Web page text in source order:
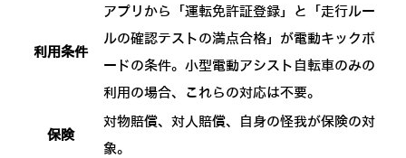
利用条件
アプリから「運転免許証登録」と「走行ルー
ルの確認テストの満点合格」が電動キックボ
ードの条件。小型電動アシスト自転車のみの
利用の場合、これらの対応は不要。
保険
対物賠償、対人賠償、自身の怪我が保険の対
象。